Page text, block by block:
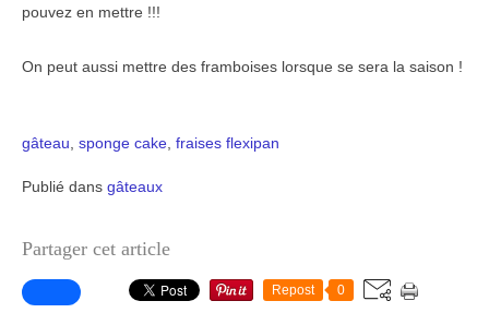
pouvez en mettre !!!
On peut aussi mettre des framboises lorsque se sera la saison !
gâteau sponge cake fraises flexipan
Publié dans gâteaux
Partager cet article
Repost 0